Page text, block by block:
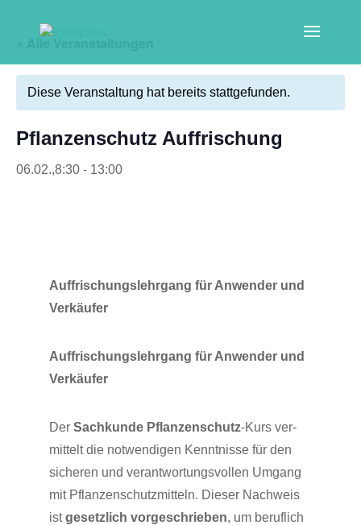
Diese Veranstaltung hat bereits stattgefunden.
Pflan­zen­schutz Auffrischung
06.02.,8:30 - 13:00
Auf­fri­schungs­lehr­gang für Anwen­der und
Verkäufer
Auf­fri­schungs­lehr­gang für Anwen­der und
Verkäufer
Der Sach­kun­de Pflan­zen­schutz-Kurs ver­
mit­telt die not­wen­di­gen Kennt­nis­se für den
siche­ren und ver­ant­wor­tungs­vol­len Umgang
mit Pflan­zen­schutz­mit­teln. Die­ser Nach­weis
istgesetz­lich vor­ge­schrie­ben, um beruf­lich